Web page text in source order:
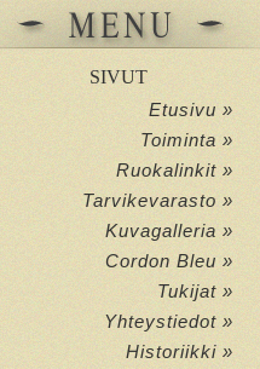
SIVUT
Etusivu »
Toiminta »
Ruokalinkit »
Tarvikevarasto »
Kuvagalleria »
Cordon Bleu »
Tukijat »
Yhteystiedot »
Historiikki »